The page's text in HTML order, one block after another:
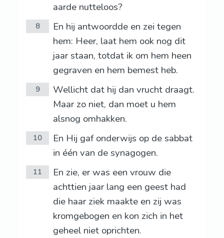
aarde nutteloos?
8
En hij antwoordde en zei tegen
hem: Heer, laat hem ook nog dit
jaar staan, totdat ik om hem heen
gegraven en hem bemest heb.
9
Wellicht dat hij dan vrucht draagt.
Maar zo niet, dan moet u hem
alsnog omhakken.
10
En Hij gaf onderwijs op de sabbat
in één van de synagogen.
11
En zie, er was een vrouw die
achttien jaar lang een geest had
die haar ziek maakte en zij was
kromgebogen en kon zich in het
geheel niet oprichten.